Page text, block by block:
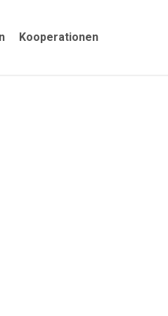
Kooperationen